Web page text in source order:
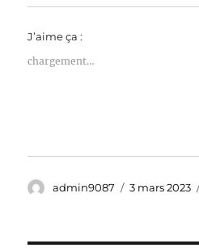
J’aime ça :
chargement…
Auteur
admin9087
Publié
3 mars 2023